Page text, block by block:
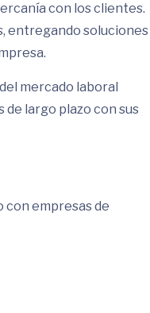
con los clientes.
entregando soluciones
mercado laboral
largo plazo con sus
con empresas de